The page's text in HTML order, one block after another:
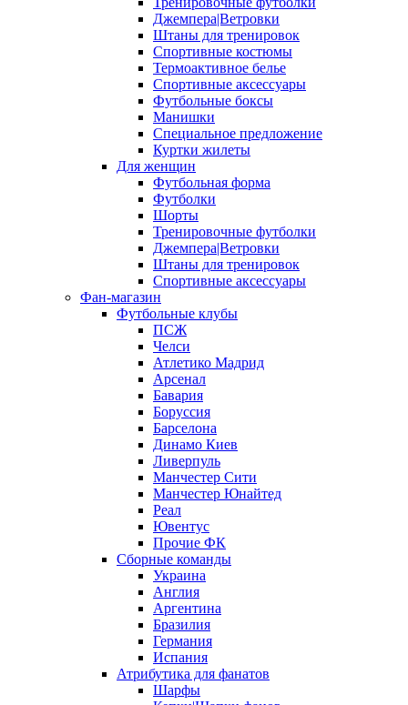
Джемпера|Ветровки
Штаны для тренировок
Спортивные костюмы
Термоактивное белье
Спортивные аксессуары
Футбольные боксы
Манишки
Специальное предложение
Куртки жилеты
Для женщин
Футбольная форма
Футболки
Шорты
Тренировочные футболки
Джемпера|Ветровки
Штаны для тренировок
Спортивные аксессуары
Фан-магазин
Футбольные клубы
ПСЖ
Челси
Атлетико Мадрид
Арсенал
Бавария
Боруссия
Барселона
Динамо Киев
Ливерпуль
Манчестер Сити
Манчестер Юнайтед
Реал
Ювентус
Прочие ФК
Сборные команды
Украина
Англия
Аргентина
Бразилия
Германия
Испания
Атрибутика для фанатов
Шарфы